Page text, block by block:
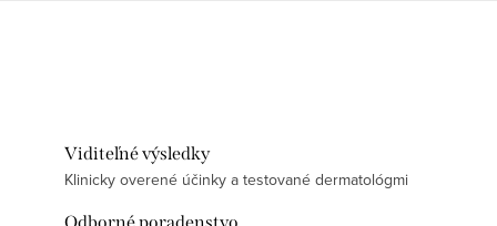
Viditeľné výsledky
Klinicky overené účinky a testované dermatológmi